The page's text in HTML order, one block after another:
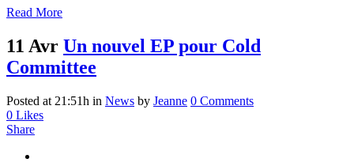
Read More
11 Avr Un nouvel EP pour Cold
Committee
Posted at 21:51h in News by Jeanne 0 Comments
0 Likes
Share